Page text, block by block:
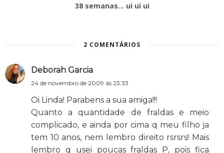
38 semanas... ui ui ui
2 COMENTÁRIOS
Deborah Garcia
24 de novembro de 2009 às 23:33
Oi Linda! Parabens a sua amiga!!!
Quanto a quantidade de fraldas e meio
complicado, e ainda por cima q meu filho ja
tem 10 anos, nem lembro direito rsrsrs! Mais
lembro q usei poucas fraldas P, pois fica